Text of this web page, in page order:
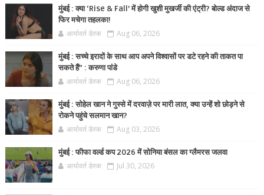
मुंबई : क्या ‘Rise & Fall’ में होगी खुशी मुखर्जी की एंट्री? बोल्ड अंदाज से
फिर मचेगा तहलका!
आर्यावर्त डेस्क Aug 06, 2026
मुंबई : सच्चे इरादों के साथ आप अपने विश्वासों पर डटे रहने की ताकत पा
सकते हैं” : करुणा पांडे
आर्यावर्त डेस्क Aug 06, 2026
मुंबई : सोहेल खान ने गुस्से में दरवाज़े पर मारी लात, क्या उन्हें शो छोड़ने से
रोकने पहुंचे सलमान खान?
आर्यावर्त डेस्क Aug 03, 2026
मुंबई : फीफा वर्ल्ड कप 2026 में सोनिया बंसल का ग्लैमरस जलवा
आर्यावर्त डेस्क Jul 30, 2026